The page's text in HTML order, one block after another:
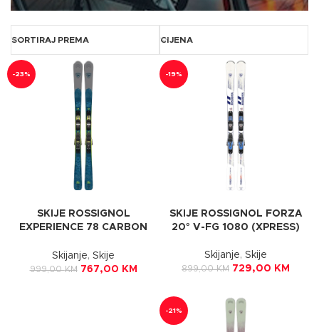
SORTIRAJ PREMA CIJENA
-23%
SKIJE ROSSIGNOL
EXPERIENCE 78 CARBON
Skijanje, Skije
999,00KM 767,00 KM
-19%
SKIJE ROSSIGNOL FORZA
20° V-FG 1080 (XPRESS)
Skijanje, Skije
899,00KM 729,00 KM
-21%